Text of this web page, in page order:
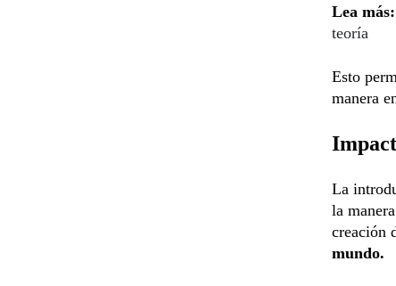
Lea más:
teoría
Esto
manera
La
la
creación
mundo.